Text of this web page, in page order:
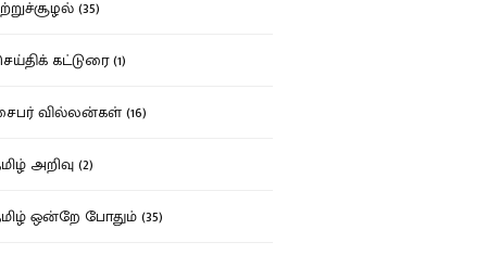
(35)
கட்டுரை (1)
வில்லன்கள் (16)
அறிவு (2)
ஒன்றே போதும் (35)